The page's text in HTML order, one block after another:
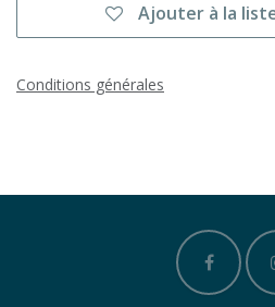
Ajouter à la
Conditions générales